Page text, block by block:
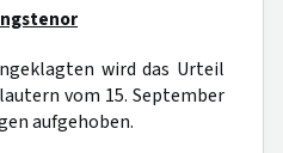
wird das Urteil
vom 15. September
aufgehoben.